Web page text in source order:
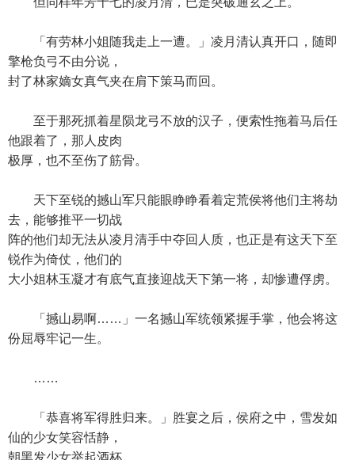
「有劳林小姐随我走上一遭。」凌月清认真开口，随即
擎枪负弓不由分说，
封了林家嫡女真气夹在肩下策马而回。
至于那死抓着星陨龙弓不放的汉子，便索性拖着马后任
他跟着了，那人皮肉
极厚，也不至伤了筋骨。
天下至锐的撼山军只能眼睁睁看着定荒侯将他们主将劫
去，能够推平一切战
阵的他们却无法从凌月清手中夺回人质，也正是有这天下至
锐作为倚仗，他们的
大小姐林玉凝才有底气直接迎战天下第一将，却惨遭俘虏。
「撼山易啊……」一名撼山军统领紧握手掌，他会将这
份屈辱牢记一生。
……
「恭喜将军得胜归来。」胜宴之后，侯府之中，雪发如
仙的少女笑容恬静，
朝黑发少女举起酒杯。